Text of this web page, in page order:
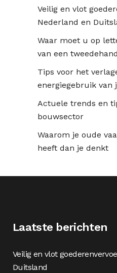
Veilig en vlot
Nederland en
Waar moet u op
van een
Tips voor het
energiegebruik van
Actuele trends en
bouwsector
Waarom je oude
heeft dan je denkt
Laatste berichten
Veilig en vlot
Duitsland